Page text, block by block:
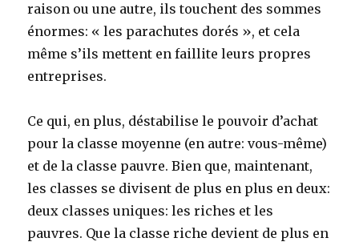
raison ou une autre, ils touchent des sommes
énormes: « les parachutes dorés », et cela
même s’ils mettent en faillite leurs propres
entreprises.
Ce qui, en plus, déstabilise le pouvoir d’achat
pour la classe moyenne (en autre: vous-même)
et de la classe pauvre. Bien que, maintenant,
les classes se divisent de plus en plus en deux:
deux classes uniques: les riches et les
pauvres. Que la classe riche devient de plus en